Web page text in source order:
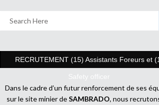
RECRUTEMENT (15) Assistants Foreurs et
Safety officer
Dans le cadre d’un futur renforcement de ses
sur le site minier deSAMBRADO, nous